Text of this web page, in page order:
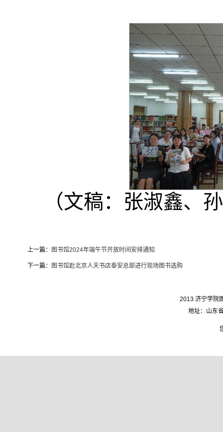
（文稿：张淑鑫
上一篇： 图书馆2024年端午节开放时间安排通知
下一篇： 图书馆赴北京人天书店泰安总部进行现场图书选购
2013 济宁学院
地址：山东